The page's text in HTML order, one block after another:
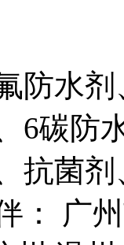
防水
6碳防
抗菌
： 广